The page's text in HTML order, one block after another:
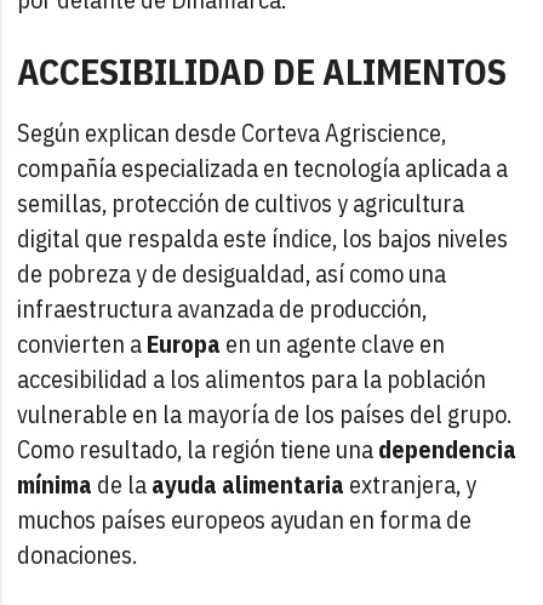
ACCESIBILIDAD DE ALIMENTOS
Según explican desde Corteva Agriscience,
compañía especializada en tecnología aplicada a
semillas, protección de cultivos y agricultura
digital que respalda este índice, los bajos niveles
de pobreza y de desigualdad, así como una
infraestructura avanzada de producción,
convierten aEuropa en un agente clave en
accesibilidad a los alimentos para la población
vulnerable en la mayoría de los países del grupo.
Como resultado, la región tiene unadependencia
mínima de laayuda alimentaria extranjera, y
muchos países europeos ayudan en forma de
donaciones.